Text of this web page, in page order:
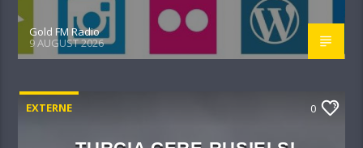
Gold FM Radio
9 AUGUST 2026
EXTERNE 0